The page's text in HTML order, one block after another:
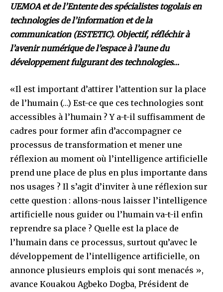
UEMOA et de l’Entente des spécialistes togolais en
technologies de l’information et de la
communication (ESTETIC). Objectif, réfléchir à
l’avenir numérique de l’espace à l’aune du
développement fulgurant des technologies…
«Il est important d’attirer l’attention sur la place
de l’humain (…) Est-ce que ces technologies sont
accessibles à l’humain ? Y a-t-il suffisamment de
cadres pour former afin d’accompagner ce
processus de transformation et mener une
réflexion au moment où l’intelligence artificielle
prend une place de plus en plus importante dans
nos usages ? Il s’agit d’inviter à une réflexion sur
cette question : allons-nous laisser l’intelligence
artificielle nous guider ou l’humain va-t-il enfin
reprendre sa place ? Quelle est la place de
l’humain dans ce processus, surtout qu’avec le
développement de l’intelligence artificielle, on
annonce plusieurs emplois qui sont menacés »,
avance Kouakou Agbeko Dogba, Président de